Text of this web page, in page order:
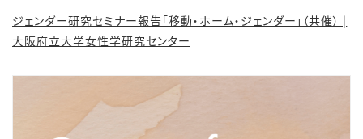
ジェンダー研究セミナー報告「移動・ホーム・ジェンダー」（共催） |
大阪府立大学女性学研究センター